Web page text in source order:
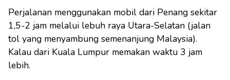
Perjalanan menggunakan mobil dari Penang sekitar
1,5-2 jam melalui lebuh raya Utara-Selatan (jalan
tol yang menyambung semenanjung Malaysia).
Kalau dari Kuala Lumpur memakan waktu 3 jam
lebih.